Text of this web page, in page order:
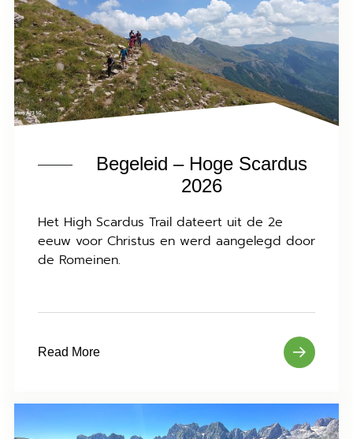
Begeleid – Hoge Scardus
2026
Het High Scardus Trail dateert uit de 2e
eeuw voor Christus en werd aangelegd door
de Romeinen.
Read More